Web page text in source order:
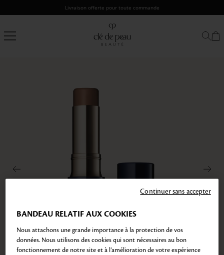
Livraison offerte pour toute commande
de
Peau
BANDEAU RELATIF AUX COOKIES
Nous attachons une grande importance à la protection de vos
données. Nous utilisons des cookies qui sont nécessaires au bon
fonctionnement de notre site et à l’amélioration de votre expérience
Continuer sans accepter